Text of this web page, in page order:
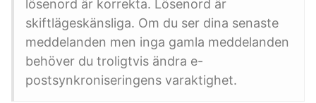
lösenord är korrekta. Lösenord är
skiftlägeskänsliga. Om du ser dina senaste
meddelanden men inga gamla meddelanden
behöver du troligtvis ändra e-
postsynkroniseringens varaktighet.